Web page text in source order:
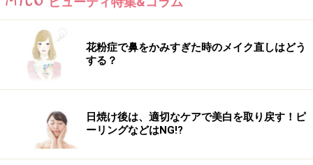
3.耳上のラインで上下にざっくりと髪を分けとる。
サイドがたるまないように気をつける
4. 3で分けとった髪を輪ゴムでゆるめに結ぶ。
花粉症で鼻をかみすぎた時のメイク直しはどう
する？
日焼け後は、適切なケアで美白を取り戻す！ピ
ーリングなどはNG!?